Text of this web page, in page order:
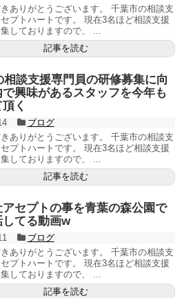
ありがとうございます。 千葉市の相談支
プトハートです。 現在3名ほど相談支援
しておりますので、 ...
記事を読む
相談支援専門員の研修募集に向
興味があるスタッフを今年も
く
ブログ
ありがとうございます。 千葉市の相談支
プトハートです。 現在3名ほど相談支援
しておりますので、 ...
記事を読む
セプトの事を青葉の森公園で
てる動画w
ブログ
ありがとうございます。 千葉市の相談支
プトハートです。 現在3名ほど相談支援
しておりますので、 ...
記事を読む